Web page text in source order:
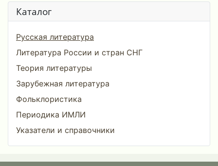
Каталог
Русская литература
Литература России и стран СНГ
Теория литературы
Зарубежная литература
Фольклористика
Периодика ИМЛИ
Указатели и справочники